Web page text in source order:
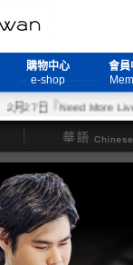
購物中心
e-shop
會員
27日『Need More Live』
華語